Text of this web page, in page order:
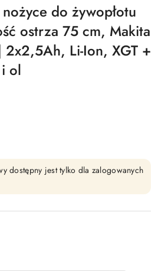
do żywopłotu
ostrza 75 cm, Makita
Li-Ion, XGT +
ol
dostępny jest tylko dla zalogowanych